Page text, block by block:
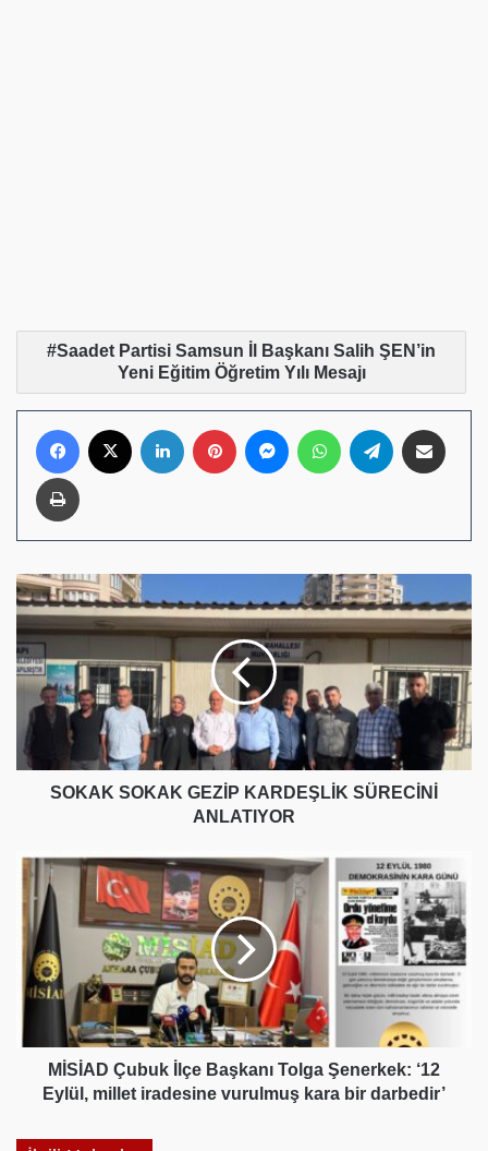
Saadet Partisi Samsun İl Başkanı Salih ŞEN’in
Yeni Eğitim Öğretim Yılı Mesajı
Facebook LinkedIn PinterestMessengerWhatsAppTelegram
Yazdır
SOKAK
SOKAK
GEZİP
KARDEŞLİK
SÜRECİNİ
ANLATIYOR
SOKAK SOKAK GEZİP KARDEŞLİK SÜRECİNİ
ANLATIYOR
MİSİAD
Çubuk
İlçe
Başkanı
Tolga
Şenerkek:
‘12
Eylül,
millet
iradesine
vurulmuş
bir
MİSİAD Çubuk İlçe Başkanı Tolga Şenerkek: ‘12
Eylül, millet iradesine vurulmuş kara bir darbedir’